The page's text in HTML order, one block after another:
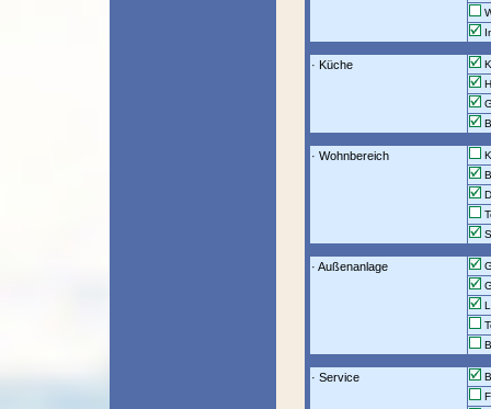
· Küche
· Wohnbereich
· Außenanlage
· Service